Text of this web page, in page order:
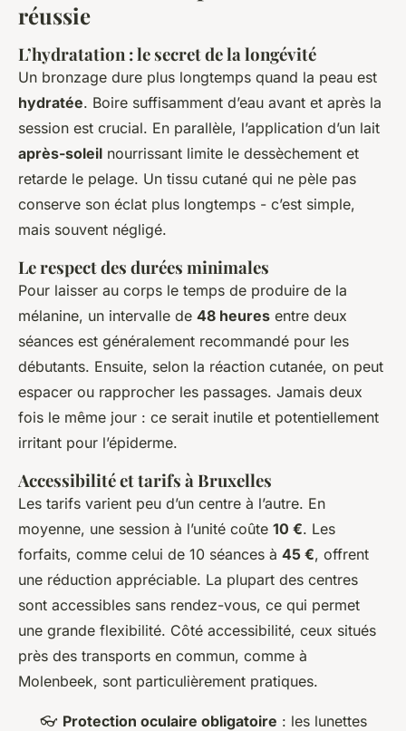
réussie
L’hydratation : le secret de la longévité
Un bronzage dure plus longtemps quand la peau est
hydratée. Boire suffisamment d’eau avant et après la
session est crucial. En parallèle, l’application d’un lait
après-soleil nourrissant limite le dessèchement et
retarde le pelage. Un tissu cutané qui ne pèle pas
conserve son éclat plus longtemps - c’est simple,
mais souvent négligé.
Le respect des durées minimales
Pour laisser au corps le temps de produire de la
mélanine, un intervalle de 48 heures entre deux
séances est généralement recommandé pour les
débutants. Ensuite, selon la réaction cutanée, on peut
espacer ou rapprocher les passages. Jamais deux
fois le même jour : ce serait inutile et potentiellement
irritant pour l’épiderme.
Accessibilité et tarifs à Bruxelles
Les tarifs varient peu d’un centre à l’autre. En
moyenne, une session à l’unité coûte 10 €. Les
forfaits, comme celui de 10 séances à 45 €, offrent
une réduction appréciable. La plupart des centres
sont accessibles sans rendez-vous, ce qui permet
une grande flexibilité. Côté accessibilité, ceux situés
près des transports en commun, comme à
Molenbeek, sont particulièrement pratiques.
👓 Protection oculaire obligatoire : les lunettes